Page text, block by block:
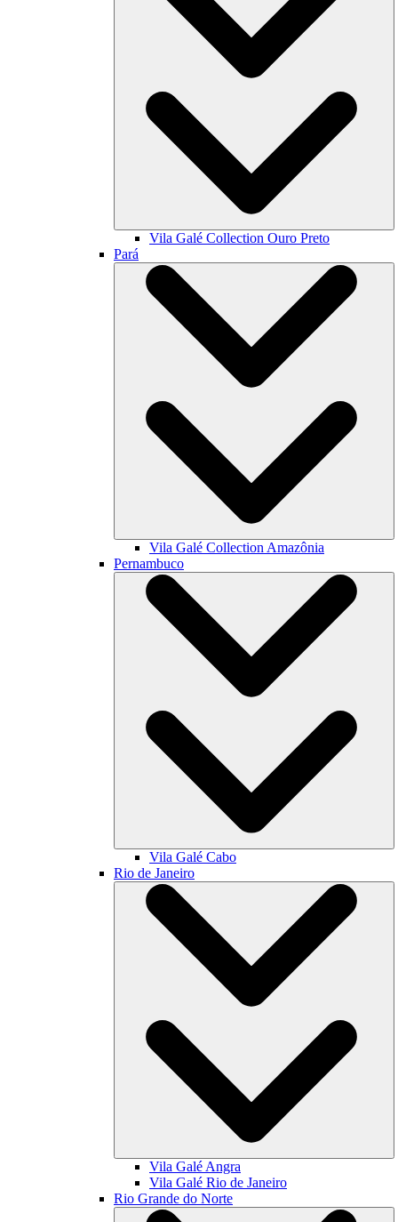
Vila Galé Collection Ouro Preto
Pará
Vila Galé Collection Amazônia
Pernambuco
Vila Galé Cabo
Rio de Janeiro
Vila Galé Angra
Vila Galé Rio de Janeiro
Rio Grande do Norte